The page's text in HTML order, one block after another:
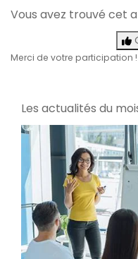
Vous avez trouvé cet
Merci de votre participation !
Les actualités du